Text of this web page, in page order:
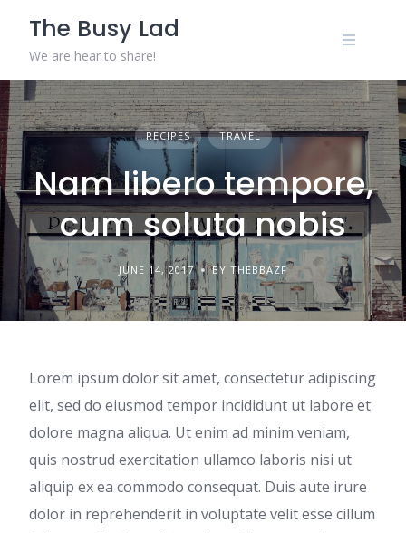
content
The Busy Lad
We are hear to share!
RECIPES TRAVEL
Nam libero tempore,
cum soluta nobis
JUNE 14, 2017 BY THEBBAZF
Lorem ipsum dolor sit amet, consectetur adipiscing
elit, sed do eiusmod tempor incididunt ut labore et
dolore magna aliqua. Ut enim ad minim veniam,
quis nostrud exercitation ullamco laboris nisi ut
aliquip ex ea commodo consequat. Duis aute irure
dolor in reprehenderit in voluptate velit esse cillum